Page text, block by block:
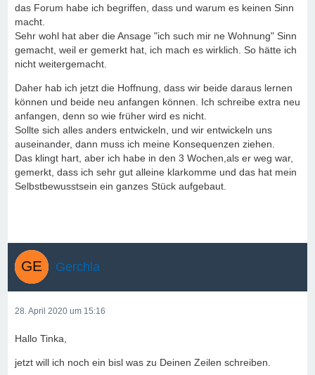
das Forum habe ich begriffen, dass und warum es keinen Sinn
macht.
Sehr wohl hat aber die Ansage "ich such mir ne Wohnung" Sinn
gemacht, weil er gemerkt hat, ich mach es wirklich. So hätte ich
nicht weitergemacht.
Daher hab ich jetzt die Hoffnung, dass wir beide daraus lernen
können und beide neu anfangen können. Ich schreibe extra neu
anfangen, denn so wie früher wird es nicht.
Sollte sich alles anders entwickeln, und wir entwickeln uns
auseinander, dann muss ich meine Konsequenzen ziehen.
Das klingt hart, aber ich habe in den 3 Wochen,als er weg war,
gemerkt, dass ich sehr gut alleine klarkomme und das hat mein
Selbstbewusstsein ein ganzes Stück aufgebaut.
Gerchla
28. April 2020 um 15:16
Hallo Tinka,
jetzt will ich noch ein bisl was zu Deinen Zeilen schreiben.